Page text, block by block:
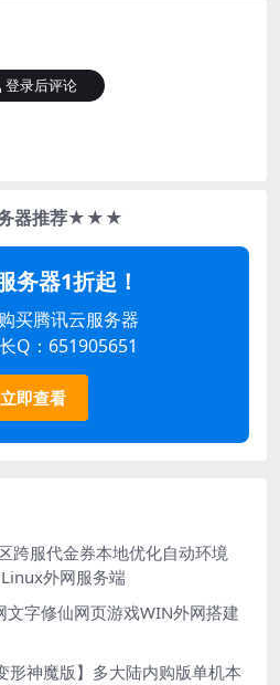
登录后评论
器推荐★★★
务器1折起！
买腾讯云服务器
Q：651905651
立即查看
跨服代金券本地优化自动环境
外网服务端
字修仙网页游戏WIN外网搭建
神魔版】多大陆内购版单机本